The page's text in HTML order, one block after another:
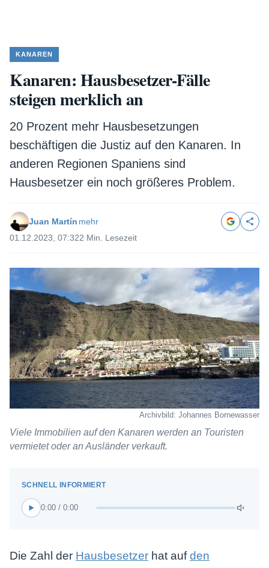
KANAREN
Kanaren: Hausbesetzer-Fälle
steigen merklich an
20 Prozent mehr Hausbesetzungen
beschäftigen die Justiz auf den Kanaren. In
anderen Regionen Spaniens sind
Hausbesetzer ein noch größeres Problem.
Juan Martín mehr
01.12.2023, 07:322 Min. Lesezeit
Archivbild: Johannes Bornewasser
Viele Immobilien auf den Kanaren werden an Touristen
vermietet oder an Ausländer verkauft.
0:00 / 0:00
Die Zahl der Hausbesetzer hat aufden